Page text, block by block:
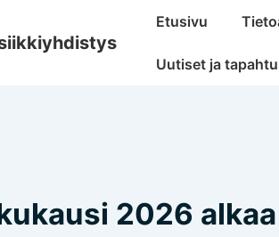
Päänavigaatio
Etusivu
Uutiset ja
2026